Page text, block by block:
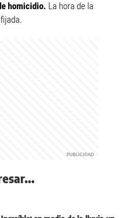
homicidio. La hora de la